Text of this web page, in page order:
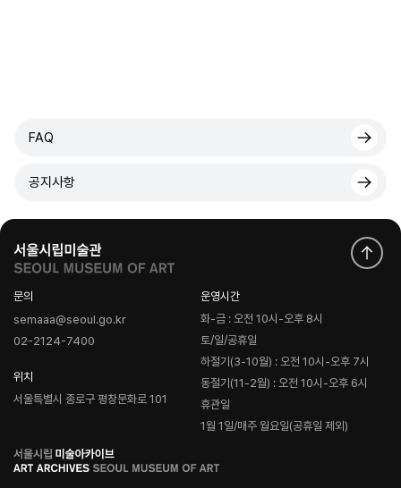
FAQ
공지사항
문의
semaaa@seoul.go.kr
02-2124-7400
위치
서울특별시 종로구 평창문화로 101
운영시간
화-금 : 오전 10시-오후 8시
토/일/공휴일
하절기(3-10월) : 오전 10시-오후 7시
동절기(11-2월) : 오전 10시-오후 6시
휴관일
1월 1일/매주 월요일(공휴일 제외)
로
고